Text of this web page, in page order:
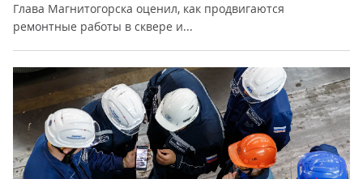
Глава Магнитогорска оценил, как продвигаются
ремонтные работы в сквере и...